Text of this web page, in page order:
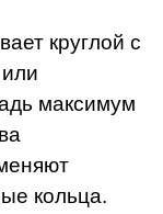
круглой с
максимум
кольца.